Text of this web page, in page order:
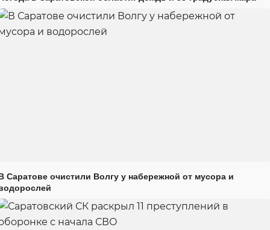
Саратове очистили Волгу у набережной от мусора и